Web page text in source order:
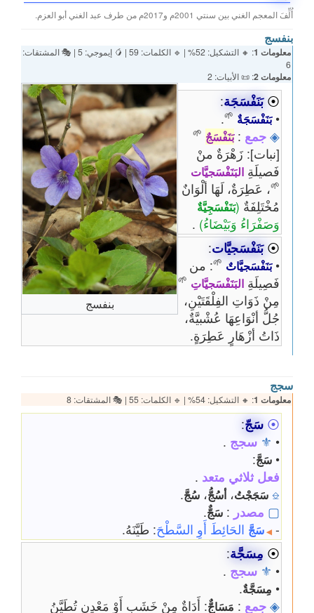
أُلِّفَ المعجم الغني بين سنتي 2001م و2017م من طرف عبد الغني أبو العزم.
بنفسج
معلومات 1
: 🔸 التشكيل: 52% | 🔹 الكلمات: 59 | 🥭 إيموجي: 5 | 🎭 المشتقات:
6
معلومات 2 : 📜 الأبيات: 2
بنفسج
⦿ بَنَفْسَجَة:
• بَنَفْسَجَةٌ 🌱
.
◈ جمع : بَنَفْسَجٌ 🌱
[نبات]: زَهْرَةٌ منْ
فَصيلَةِ البَنَفْسَجيَّات
🌱، عَطِرَةٌ، لَهَا ألْوَانٌ
مُخْتَلِفَةٌ (بَنَفْسَجِيَّةٌ
وَصَفْرَاءُ وَبَيْضَاءُ) .
⦿ بَنَفْسَجيَّات:
• بَنَفْسَجيَّاتٌ 🌱: من
فَصِيلَةِ البَنَفْسَجيَّاتِ 🌱
مِنْ ذَوَاتِ الفِلْقَتَيْنِ،
جُلُّ أنْوَاعِهَا عُشْبيَّةٌ،
ذَاتُ أزْهَارٍ عَطِرَةٍ.
سجج
معلومات 1 : 🔸 التشكيل: 54% | 🔹 الكلمات: 55 | 🎭 المشتقات: 8
⦿ سَجّ:
•
⚜ سجج .
• سَجَّ:
فعل ثلاثي متعد .
⎒ سَجَجْتُ، أسُجُّ، سُجَّ.
▢ مصدر : سَجٌّ.
-
◀ سَجَّالحَائِطَ أَوِ السَّطْحَ: طَيَّنَهُ.
⦿ مِسَجَّة:
•
⚜ سجج .
• مِسَجَّةٌ.
◈ جمع : مَسَاجٌّ: أَدَاةٌ مِنْ خَشَبٍ أَوْ مَعْدِنٍ تُطَيَّنُ